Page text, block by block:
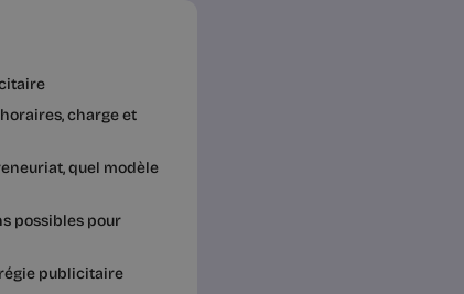
charge et
quel modèle
possibles pour
publicitaire